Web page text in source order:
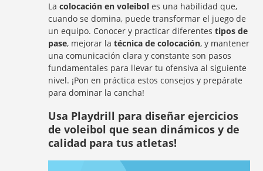
Lacolocación en voleibol es una habilidad que,
cuando se domina, puede transformar el juego de
un equipo. Conocer y practicar diferentestipos de
pase, mejorar latécnica de colocación, y mantener
una comunicación clara y constante son pasos
fundamentales para llevar tu ofensiva al siguiente
nivel. ¡Pon en práctica estos consejos y prepárate
para dominar la cancha!
Usa Playdrill para diseñar ejercicios
de voleibol que sean dinámicos y de
calidad para tus atletas!